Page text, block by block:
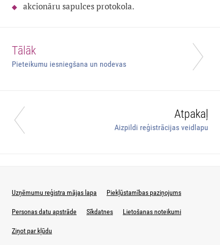
akcionāru sapulces protokola.
Tālāk
Pieteikumu iesniegšana un nodevas
Atpakaļ
Aizpildi reģistrācijas veidlapu
Uzņēmumu reģistra mājas lapa Piekļūstamības paziņojums
Personas datu apstrāde Sīkdatnes Lietošanas noteikumi
Ziņot par kļūdu